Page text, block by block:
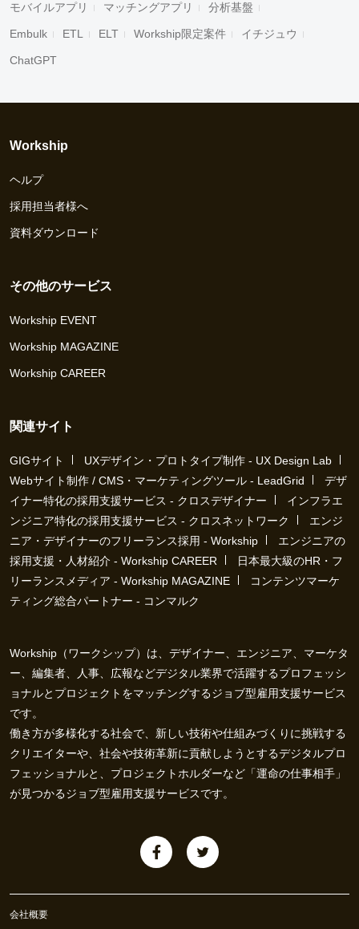
モバイルアプリ マッチングアプリ 分析基盤
Embulk ETL ELT Workship限定案件 イチジュウ
ChatGPT
Workship
ヘルプ
採用担当者様へ
資料ダウンロード
その他のサービス
Workship EVENT
Workship MAGAZINE
Workship CAREER
関連サイト
GIGサイト
UXデザイン・プロトタイプ制作 - UX Design Lab
Webサイト制作 / CMS・マーケティングツール - LeadGrid
デザ
イナー特化の採用支援サービス - クロスデザイナー
インフラエ
ンジニア特化の採用支援サービス - クロスネットワーク
エンジ
ニア・デザイナーのフリーランス採用 - Workship
エンジニアの
採用支援・人材紹介 - Workship CAREER
日本最大級のHR・フ
リーランスメディア - Workship MAGAZINE
コンテンツマーケ
ティング総合パートナー - コンマルク
Workship（ワークシップ）は、デザイナー、エンジニア、マーケタ
ー、編集者、人事、広報などデジタル業界で活躍するプロフェッシ
ョナルとプロジェクトをマッチングするジョブ型雇用支援サービス
です。
働き方が多様化する社会で、新しい技術や仕組みづくりに挑戦する
クリエイターや、社会や技術革新に貢献しようとするデジタルプロ
フェッショナルと、プロジェクトホルダーなど「運命の仕事相手」
が見つかるジョブ型雇用支援サービスです。
会社概要